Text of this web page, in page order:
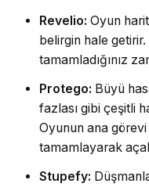
Revelio: Oyun
belirgin hale
tamamladığınız
Protego: Büyü
fazlası gibi çeşitli
Oyunun ana görevi
tamamlayarak
Stupefy: